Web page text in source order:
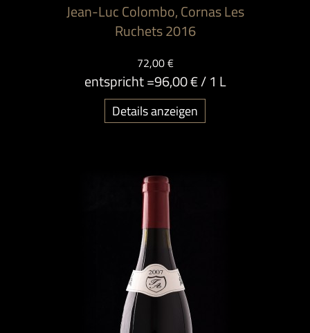
Jean-Luc Colombo, Cornas Les
Ruchets 2016
72,00 €
entspricht =96,00 €/ 1 L
Details anzeigen